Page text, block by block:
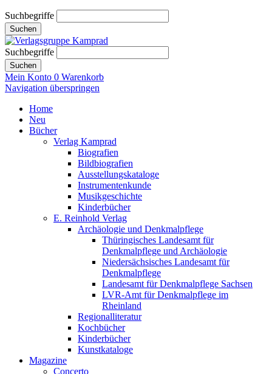
Suchbegriffe
Suchen
Suchbegriffe
Suchen
Mein Konto 0 Warenkorb
Navigation überspringen
Home
Neu
Bücher
Verlag Kamprad
Biografien
Bildbiografien
Ausstellungskataloge
Instrumentenkunde
Musikgeschichte
Kinderbücher
E. Reinhold Verlag
Archäologie und Denkmalpflege
Thüringisches Landesamt für
Denkmalpflege und Archäologie
Niedersächsisches Landesamt für
Denkmalpflege
Landesamt für Denkmalpflege Sachsen
LVR-Amt für Denkmalpflege im
Rheinland
Regionalliteratur
Kochbücher
Kinderbücher
Kunstkataloge
Magazine
Concerto